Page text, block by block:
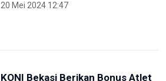
20 Mei 2024 12:47
KONI Bekasi Berikan Bonus Atlet